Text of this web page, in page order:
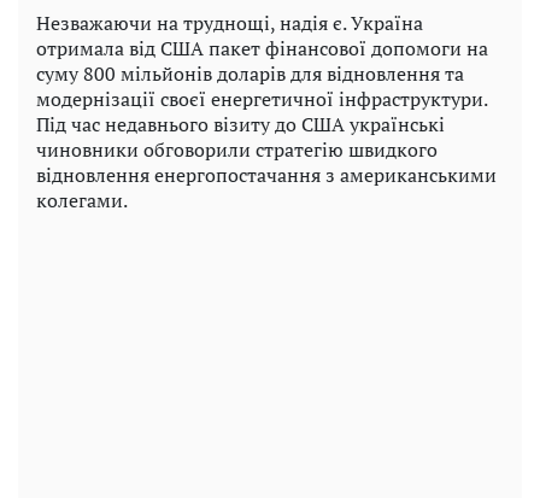
Незважаючи на труднощі, надія є. Україна
отримала від США пакет фінансової допомоги на
суму 800 мільйонів доларів для відновлення та
модернізації своєї енергетичної інфраструктури.
Під час недавнього візиту до США українські
чиновники обговорили стратегію швидкого
відновлення енергопостачання з американськими
колегами.